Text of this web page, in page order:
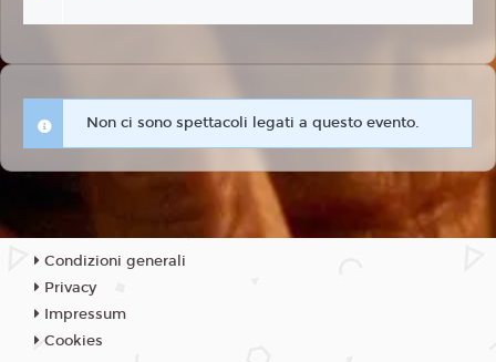
Non ci sono spettacoli legati a questo evento.
Condizioni generali
Privacy
Impressum
Cookies